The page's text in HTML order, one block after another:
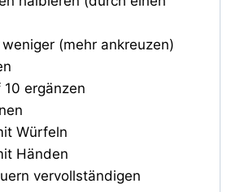
(mehr ankreuzen)
ergänzen
Würfeln
Händen
vervollständigen